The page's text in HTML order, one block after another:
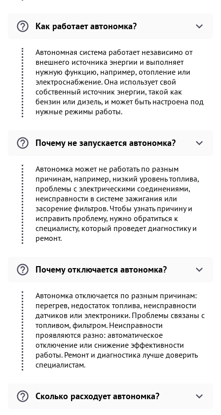
Как работает автономка?
Автономная система работает независимо от
внешнего источника энергии и выполняет
нужную функцию, например, отопление или
электроснабжение. Она использует свой
собственный источник энергии, такой как
бензин или дизель, и может быть настроена под
нужные режимы работы.
Почему не запускается автономка?
Автономка может не работать по разным
причинам, например, низкий уровень топлива,
проблемы с электрическими соединениями,
неисправности в системе зажигания или
засорение фильтров. Чтобы узнать причину и
исправить проблему, нужно обратиться к
специалисту, который проведет диагностику и
ремонт.
Почему отключается автономка?
Автономка отключается по разным причинам:
перегрев, недостаток топлива, неисправности
датчиков или электроники. Проблемы связаны с
топливом, фильтром. Неисправности
проявляются разно: автоматическое
отключение или снижение эффективности
работы. Ремонт и диагностика лучше доверить
специалистам.
Сколько расходует автономка?